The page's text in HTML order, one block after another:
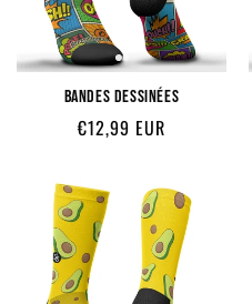
BANDES DESSINÉES
Prix
€12,99 EUR